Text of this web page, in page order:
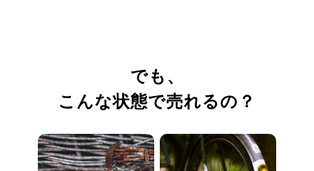
でも、
こんな状態で売れるの？